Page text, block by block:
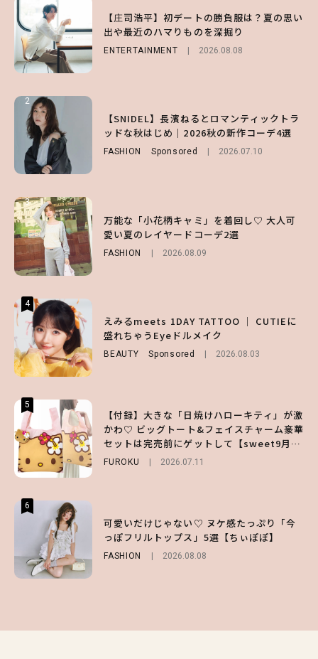
【庄司浩平】初デートの勝負服は？夏の思い
出や最近のハマりものを深掘り
ENTERTAINMENT 2026.08.08
2
【SNIDEL】長濱ねるとロマンティックトラ
ッドな秋はじめ｜2026秋の新作コーデ4選
FASHION Sponsored 2026.07.10
3
万能な「小花柄キャミ」を着回し♡ 大人可
愛い夏のレイヤードコーデ2選
FASHION 2026.08.09
4
えみるmeets 1DAY TATTOO ｜ CUTIEに
盛れちゃうEyeドルメイク
BEAUTY Sponsored 2026.08.03
5
【付録】大きな「日焼けハローキティ」が激
かわ♡ ビッグトート&フェイスチャーム豪華
セットは完売前にゲットして【sweet9月号
増刊】
FUROKU 2026.07.11
6
可愛いだけじゃない♡ ヌケ感たっぷり「今
っぽフリルトップス」5選【ちぃぽぽ】
FASHION 2026.08.08
【森香澄】理想のスタイルはどう作る？体型
キープの秘訣や夏の過ごし方など独占インタ
ビュー！
2
【庄司浩平】初デートの勝負服は？夏の思い
出や最近のハマりものを深掘り
ENTERTAINMENT 2026.08.08
3
【SNIDEL】長濱ねるとロマンティックトラ
ッドな秋はじめ｜2026秋の新作コーデ4選
FASHION Sponsored
4
【大原優乃】夏メイクはプレイフルに！ドキ
ッとしちゃう色っぽ“うるみ目”のつくり方
BEAUTY 2026.08.01
5
えみるmeets 1DAY TATTOO ｜ CUTIEに
盛れちゃうEyeドルメイク
6
【ハローキティ】がスシローと初コラボ♡
第1弾の気になるメニュー＆限定グッズを総
チェック！
【SNIDEL】長濱ねるとロマンティックトラ
ッドな秋はじめ｜2026秋の新作コーデ4選
FASHION Sponsored 2026.07.10
2
【付録】総柄ハローキティが可愛すぎ♡ 紀
ノ国屋コラボの“優秀保冷バッグ”は夏の強
い味方！【オトナミューズ9月号増刊】
3
【谷まりあ】夏は“シアースカート”でさり
げなく肌見せ！透け感のニュアンスを楽しめ
るマストハブアイテム4選
4
第1弾の気になるメニュー＆限定グッズを総
チェック！
2026.07.31
5
【夏ヘアのくずれ・うねりに】ヘアメイク夢
月直伝♡ ドライシャンプー「バティスト」
を使ったプロ級スタイリング3選
BEAUTY Sponsored
6
【GU】夏の“主役級”アイテム決定！ヘルシ
ー＆可愛すぎる「大人の肌見せ」トップス3
選